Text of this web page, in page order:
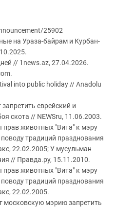
25902
на Ураза-байрам и Курбан-
// 1news.az, 27.04.2026.
into public holiday // Anadolu
еврейский и
скота // NEWSru, 11.06.2003.
животных "Вита" к мэру
традиций празднования
22.02.2005; У мусульман
// Правда.ру, 15.11.2010.
животных "Вита" к мэру
традиций празднования
22.02.2005.
московскую мэрию запретить